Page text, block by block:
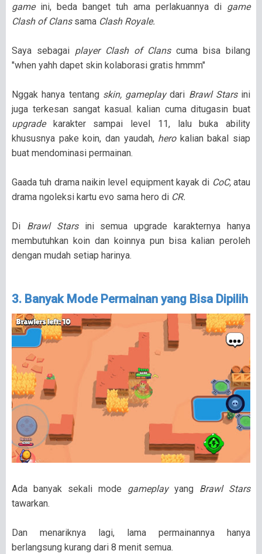
gameini, beda banget tuh ama perlakuannya di game
Clash of Clanssama Clash Royale.
Saya sebagai player Clash of Clanscuma bisa bilang
"when yahh dapet skin kolaborasi gratis hmmm"
Nggak hanya tentang skin, gameplaydari Brawl Starsini
juga terkesan sangat kasual. kalian cuma ditugasin buat
upgradekarakter sampai level 11, lalu buka ability
khususnya pake koin, dan yaudah, herokalian bakal siap
buat mendominasi permainan.
Gaada tuh drama naikin level equipment kayak di CoC,atau
drama ngoleksi kartu evo sama hero di CR.
Di Brawl Starsini semua upgrade karakternya hanya
membutuhkan koin dan koinnya pun bisa kalian peroleh
dengan mudah setiap harinya.
3. Banyak Mode Permainan yang Bisa Dipilih
Ada banyak sekali mode gameplayyang Brawl Stars
tawarkan.
Dan menariknya lagi, lama permainannya hanya
berlangsung kurang dari 8 menit semua.